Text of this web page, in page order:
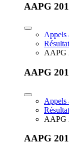
AAPG
Appels
AAPG
AAPG
Appels
AAPG
AAPG